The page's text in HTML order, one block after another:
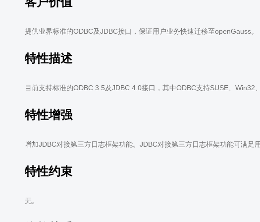
提供业界标准的ODBC及JDBC接口，保证用户业务快速迁移至openGauss。
特性描述
目前支持标准的ODBC 3.5及JDBC 4.0接口，其中ODBC支持SUSE、Win32
特性增强
增加JDBC对接第三方日志框架功能。JDBC对接第三方日志框架功能可满足
特性约束
无。